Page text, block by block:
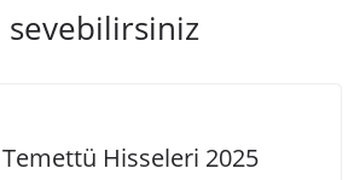
sevebilirsiniz
Hisseleri 2025